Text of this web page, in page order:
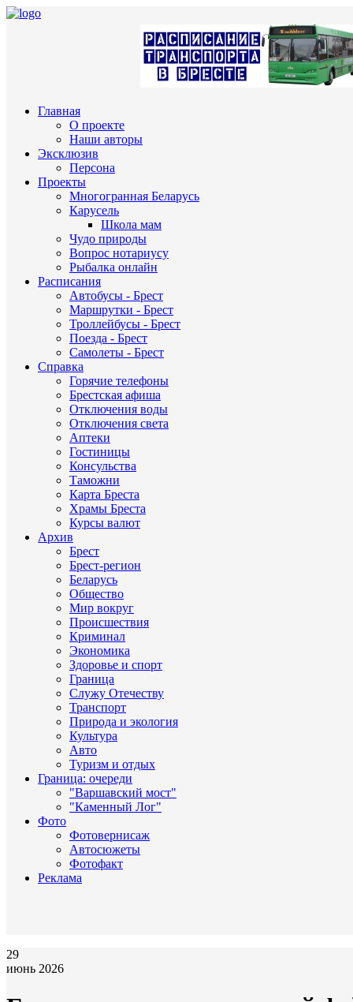
Главная
О проекте
Наши авторы
Эксклюзив
Персона
Проекты
Многогранная Беларусь
Карусель
Школа мам
Чудо природы
Вопрос нотариусу
Рыбалка онлайн
Расписания
Автобусы - Брест
Маршрутки - Брест
Троллейбусы - Брест
Поезда - Брест
Самолеты - Брест
Справка
Горячие телефоны
Брестская афиша
Отключения воды
Отключения света
Аптеки
Гостиницы
Консульства
Таможни
Карта Бреста
Храмы Бреста
Курсы валют
Архив
Брест
Брест-регион
Беларусь
Общество
Мир вокруг
Происшествия
Криминал
Экономика
Здоровье и спорт
Граница
Служу Отечеству
Транспорт
Природа и экология
Культура
Авто
Туризм и отдых
Граница: очереди
"Варшавский мост"
"Каменный Лог"
Фото
Фотовернисаж
Автосюжеты
Фотофакт
Реклама
29
июнь 2026